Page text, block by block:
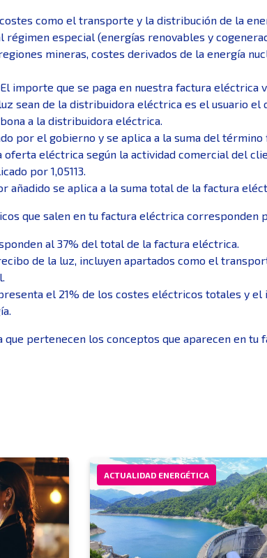
como el transporte y la distribución de la
régimen especial (energías renovables y
mineras, costes derivados de la energía
importe que se paga en nuestra factura eléctrica
sean de la distribuidora eléctrica es el usuario
a la distribuidora eléctrica.
por el gobierno y se aplica a la suma del
oferta eléctrica según la actividad comercial del
por 1,05113.
añadido se aplica a la suma total de la factura
que salen en tu factura eléctrica corresponden
al 37% del total de la factura eléctrica.
de la luz, incluyen apartados como el
el 21% de los costes eléctricos totales y
que pertenecen los conceptos que aparecen en
ACTUALIDAD ENERGÉTICA